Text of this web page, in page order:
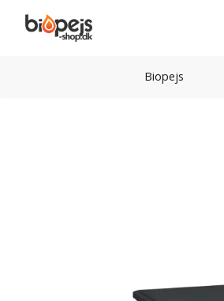
Biopejs